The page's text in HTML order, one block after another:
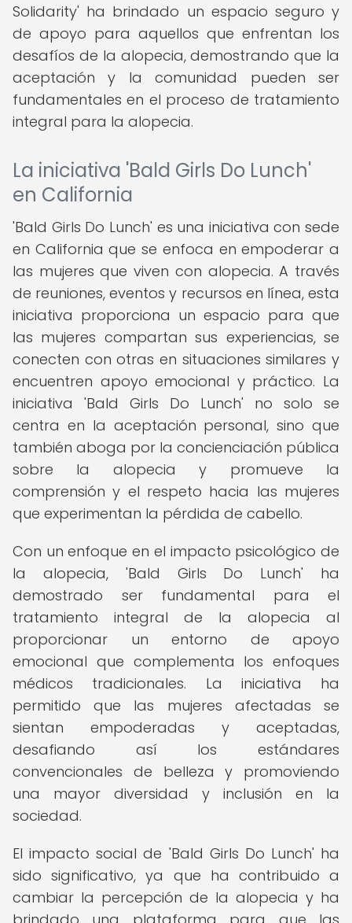
Solidarity' ha brindado un espacio seguro y
de apoyo para aquellos que enfrentan los
desafíos de la alopecia, demostrando que la
aceptación y la comunidad pueden ser
fundamentales en el proceso de tratamiento
integral para la alopecia.
La iniciativa 'Bald Girls Do Lunch'
en California
'Bald Girls Do Lunch' es una iniciativa con sede
en California que se enfoca en empoderar a
las mujeres que viven con alopecia. A través
de reuniones, eventos y recursos en línea, esta
iniciativa proporciona un espacio para que
las mujeres compartan sus experiencias, se
conecten con otras en situaciones similares y
encuentren apoyo emocional y práctico. La
iniciativa 'Bald Girls Do Lunch' no solo se
centra en la aceptación personal, sino que
también aboga por la concienciación pública
sobre la alopecia y promueve la
comprensión y el respeto hacia las mujeres
que experimentan la pérdida de cabello.
Con un enfoque en el impacto psicológico de
la alopecia, 'Bald Girls Do Lunch' ha
demostrado ser fundamental para el
tratamiento integral de la alopecia al
proporcionar un entorno de apoyo
emocional que complementa los enfoques
médicos tradicionales. La iniciativa ha
permitido que las mujeres afectadas se
sientan empoderadas y aceptadas,
desafiando así los estándares
convencionales de belleza y promoviendo
una mayor diversidad y inclusión en la
sociedad.
El impacto social de 'Bald Girls Do Lunch' ha
sido significativo, ya que ha contribuido a
cambiar la percepción de la alopecia y ha